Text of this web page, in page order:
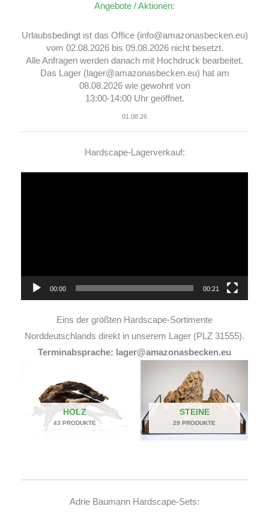
Angebote / Aktionen:
Urlaubsbedingt ist das Office (info@amazonasbecken.eu)
vom 02.08.2026 bis 09.08.2026 nicht besetzt.
Alle Anfragen werden danach mit Hochdruck bearbeitet.
Das Lager (lager@amazonasbecken.eu) hat am
08.08.2026 wie gewohnt von
13:00-14:00 Uhr geöffnet.
01.08.26
Hardscape-Lagerverkauf:
00:00 00:21
Eins der größten Hardscape-Sortimente
Norddeutschlands direkt in unserem Lager (PLZ 31555).
Terminabsprache: lager@amazonasbecken.eu
HOLZ
43 PRODUKTE
STEINE
29 PRODUKTE
Adrie Baumann Hardscape-Sets: